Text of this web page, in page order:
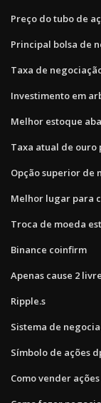
Preço do tubo de
Principal bolsa de
Taxa de
Investimento em
Melhor estoque
Taxa atual de
Opção superior de
Melhor lugar para
Troca de moeda
Binance coinfirm
Apenas cause 2
Ripple.s
Sistema de
Símbolo de ações
Como vender